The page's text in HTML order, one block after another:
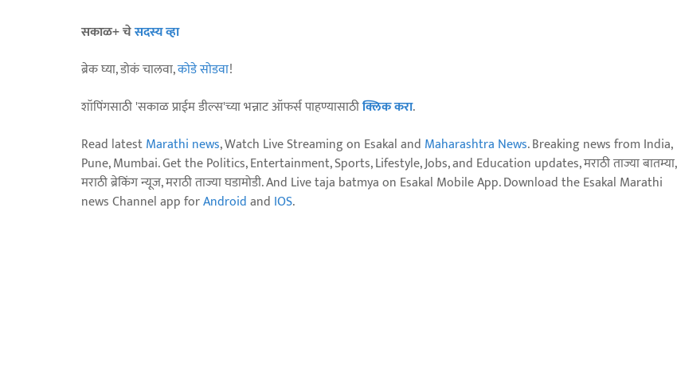
सकाळ+ चेसदस्य व्हा
ब्रेक घ्या, डोकं चालवा,कोडे सोडवा!
शॉपिंगसाठी 'सकाळ प्राईम डील्स'च्या भन्नाट ऑफर्स पाहण्यासाठीक्लिक करा.
Read latestMarathi news, Watch Live Streaming on Esakal and Maharashtra News. Breaking news from India,
Pune, Mumbai. Get the Politics, Entertainment, Sports, Lifestyle, Jobs, and Education updates, मराठी ताज्या बातम्या,
मराठी ब्रेकिंग न्यूज, मराठी ताज्या घडामोडी. And Live taja batmya on Esakal Mobile App. Download the Esakal Marathi
news Channel app forAndroidand IOS.